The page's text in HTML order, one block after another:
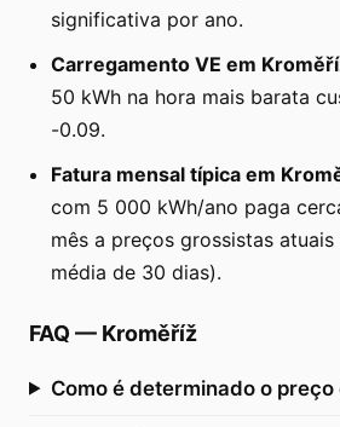
significativa por ano.
Carregamento VE em
50 kWh na hora mais barata
-0.09.
Fatura mensal típica em
com 5 000 kWh/ano paga
mês a preços grossistas
média de 30 dias).
FAQ — Kroměříž
Como é determinado o